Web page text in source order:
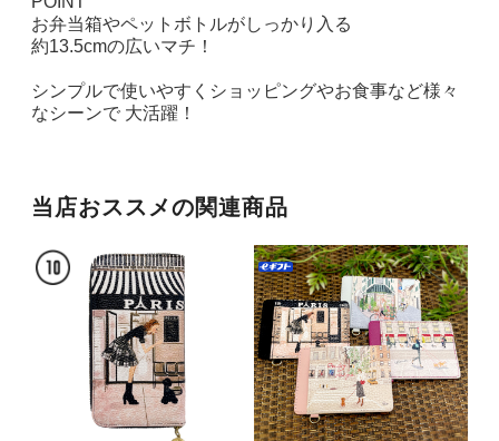
お弁当箱やペットボトルがしっかり入る
約13.5cmの広いマチ！
シンプルで使いやすくショッピングやお食事など様々
なシーンで 大活躍！
当店おススメの関連商品